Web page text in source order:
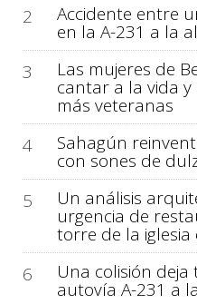
2
Accidente entre
en la A-231 a la
3
Las mujeres de
cantar a la vida
más veteranas
4
Sahagún
con sones de
5
Un análisis
urgencia de
torre de la iglesia
6
Una colisión
autovía A-231 a